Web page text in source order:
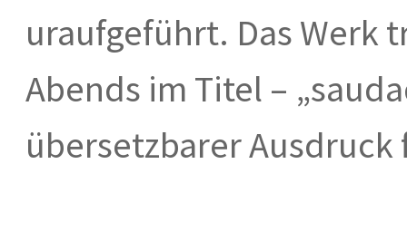
uraufgeführt. Das Werk
Abends im Titel –
übersetzbarer